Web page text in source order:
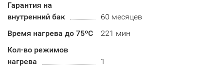
Гарантия на
внутренний бак
60 месяцев
Время нагрева до 75ºС
221 мин
Кол-во режимов
нагрева
1